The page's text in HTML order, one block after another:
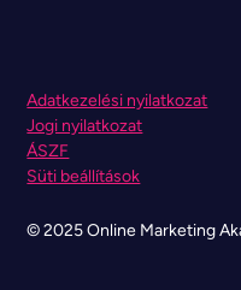
© 2025 Online Marketing
Adatkezelési nyilatkozat
Jogi nyilatkozat
ÁSZF
Süti beállítások